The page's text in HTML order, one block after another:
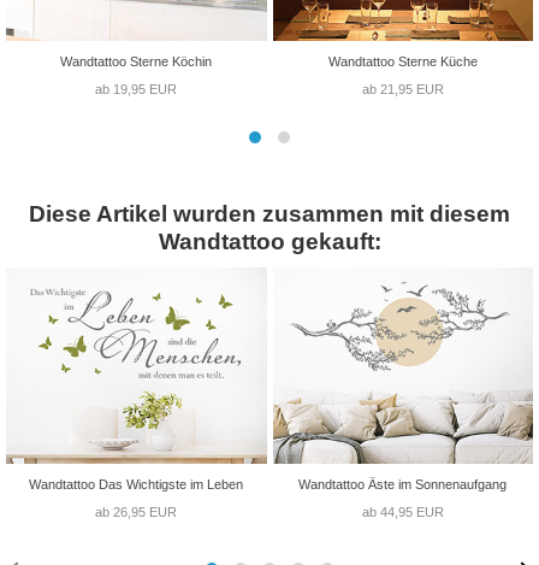
Wandtattoo Sterne Köchin
ab 19,95 EUR
Wandtattoo Sterne Küche
ab 21,95 EUR
Diese Artikel wurden zusammen mit diesem
Wandtattoo gekauft:
Wandtattoo Das Wichtigste im Leben
ab 26,95 EUR
Wandtattoo Äste im Sonnenaufgang
ab 44,95 EUR